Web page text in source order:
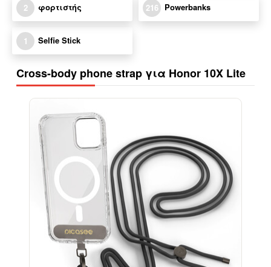
2 φορτιστής 216 Powerbanks
1 Selfie Stick
Cross-body phone strap για Honor 10X Lite